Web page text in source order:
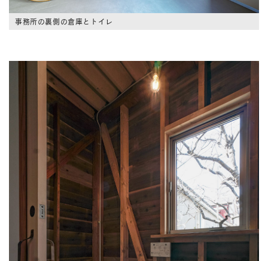
事務所の裏側の倉庫とトイレ